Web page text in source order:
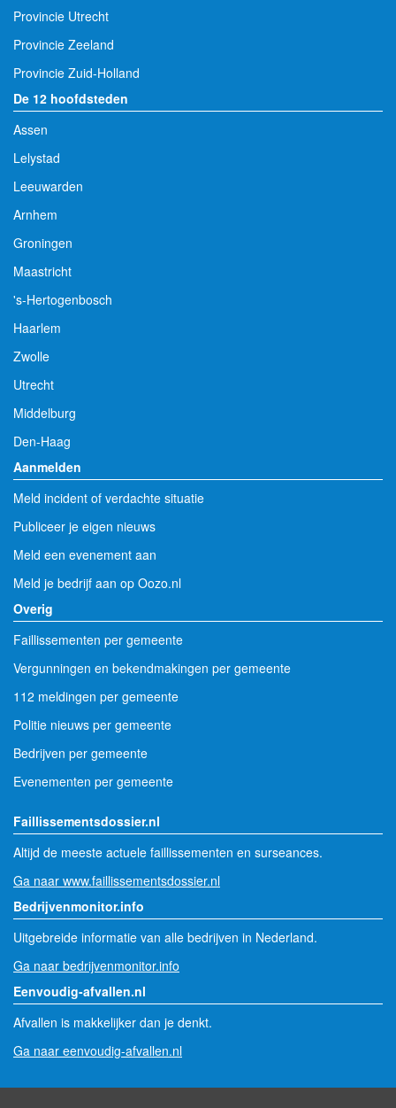
Provincie Utrecht
Provincie Zeeland
Provincie Zuid-Holland
De 12 hoofdsteden
Assen
Lelystad
Leeuwarden
Arnhem
Groningen
Maastricht
's-Hertogenbosch
Haarlem
Zwolle
Utrecht
Middelburg
Den-Haag
Aanmelden
Meld incident of verdachte situatie
Publiceer je eigen nieuws
Meld een evenement aan
Meld je bedrijf aan op Oozo.nl
Overig
Faillissementen per gemeente
Vergunningen en bekendmakingen per gemeente
112 meldingen per gemeente
Politie nieuws per gemeente
Bedrijven per gemeente
Evenementen per gemeente
Faillissementsdossier.nl
Altijd de meeste actuele faillissementen en surseances.
Ga naar www.faillissementsdossier.nl
Bedrijvenmonitor.info
Uitgebreide informatie van alle bedrijven in Nederland.
Ga naar bedrijvenmonitor.info
Eenvoudig-afvallen.nl
Afvallen is makkelijker dan je denkt.
Ga naar eenvoudig-afvallen.nl